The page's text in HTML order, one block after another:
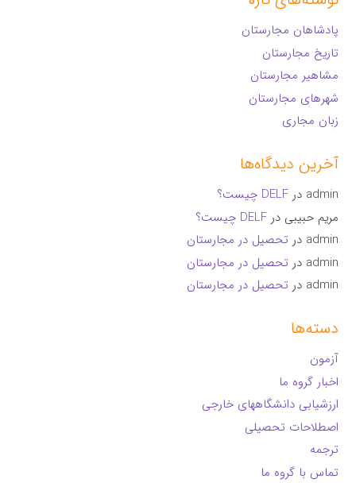
پادشاهان مجارستان
تاریخ مجارستان
مشاهیر مجارستان
شهرهای مجارستان
زبان مجاری
آخرین دیدگاه‌ها
admin درDELF چیست؟
مریم حبیبی درDELF چیست؟
admin در تحصیل در مجارستان
admin در تحصیل در مجارستان
admin در تحصیل در مجارستان
دسته‌ها
آزمون
اخبار گروه ما
ارزشیابی دانشگاههای خارجی
اصطلاحات تحصیلی
ترجمه
تماس با گروه ما